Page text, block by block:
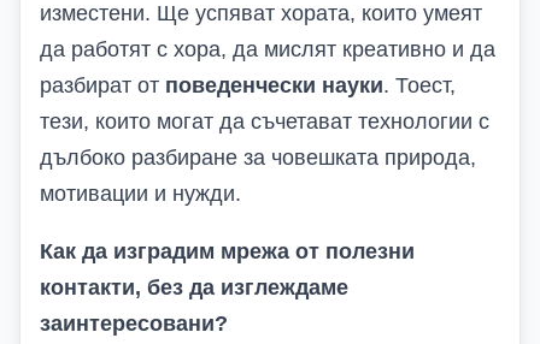
изместени. Ще успяват хората, които умеят
да работят с хора, да мислят креативно и да
разбират от поведенчески науки. Тоест,
тези, които могат да съчетават технологии с
дълбоко разбиране за човешката природа,
мотивации и нужди.
Как да изградим мрежа от полезни
контакти, без да изглеждаме
заинтересовани?